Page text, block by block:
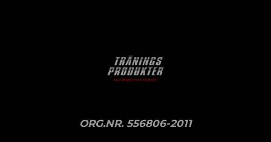
ORG.NR. 556806-2011